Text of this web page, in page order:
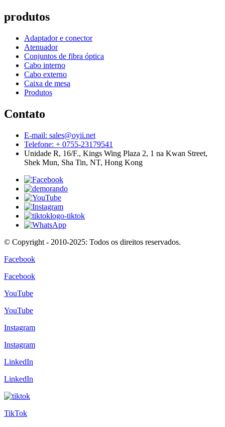
produtos
Adaptador e conector
Atenuador
Conjuntos de fibra óptica
Cabo interno
Cabo externo
Caixa de mesa
Produtos
Contato
E-mail: sales@oyii.net
Telefone: + 0755-23179541
Unidade R, 16/F., Kings Wing Plaza 2, 1 na Kwan Street,
Shek Mun, Sha Tin, NT, Hong Kong
© Copyright - 2010-2025: Todos os direitos reservados.
Facebook
Facebook
YouTube
YouTube
Instagram
Instagram
LinkedIn
LinkedIn
TikTok